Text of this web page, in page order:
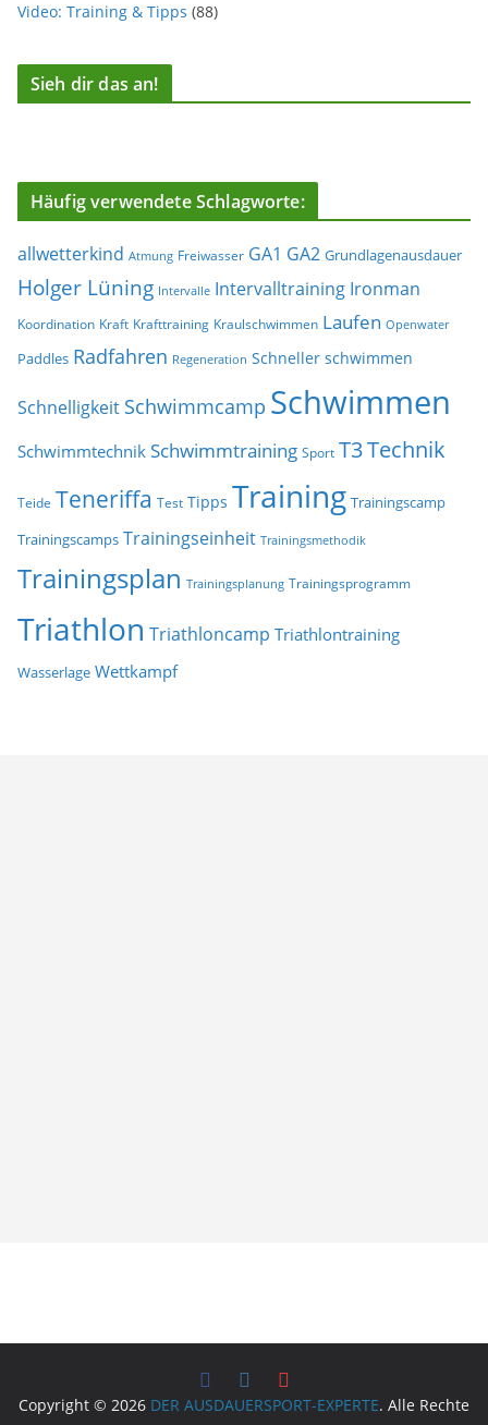
Video: Training & Tipps (88)
Sieh dir das an!
Häufig verwendete Schlagworte:
allwetterkind Atmung Freiwasser GA1 GA2 Grundlagenausdauer
Holger Lüning Intervalle Intervalltraining Ironman
Koordination Kraft Krafttraining Kraulschwimmen Laufen Openwater
Paddles Radfahren Regeneration Schneller schwimmen
Schnelligkeit Schwimmcamp Schwimmen
Schwimmtechnik Schwimmtraining Sport T3Technik
Teide Teneriffa Test Tipps Training Trainingscamp
Trainingscamps Trainingseinheit Trainingsmethodik
Trainingsplan Trainingsplanung Trainingsprogramm
Triathlon Triathloncamp Triathlontraining
Wasserlage Wettkampf
Copyright © 2026 DER AUSDAUERSPORT-EXPERTE. Alle Rechte